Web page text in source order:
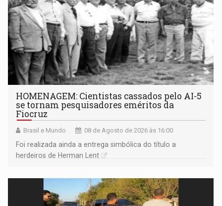
HOMENAGEM: Cientistas cassados pelo AI-5
se tornam pesquisadores eméritos da
Fiocruz
Brasil e Mundo 08 de Agosto de 2026 às 16:00
Foi realizada ainda a entrega simbólica do título a
herdeiros de Herman Lent